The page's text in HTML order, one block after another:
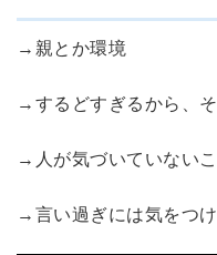
→親とか環境
→するどすぎるから、
→人が気づいていない
→ 言い過ぎには気をつ